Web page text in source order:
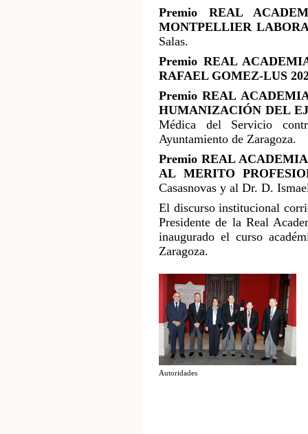
Premio REAL
MONTPELLIER
Salas.
Premio REAL
RAFAEL GOMEZ-LUS
Premio REAL
HUMANIZACIÓN DEL
Médica del Servicio
Ayuntamiento de Zaragoza.
Premio REAL
AL MERITO
Casasnovas y al Dr. D.
El discurso institucional
Presidente de la Real
inaugurado el curso
Zaragoza.
Autoridades